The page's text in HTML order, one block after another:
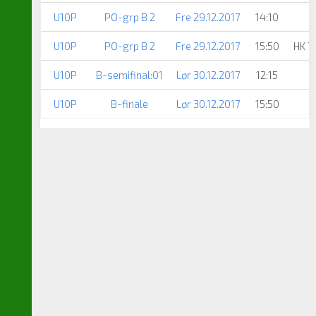
U10P PO-grp B 2 Fre 29.12.2017 14:10
U10P PO-grp B 2 Fre 29.12.2017 15:50 HK
U10P B-semifinal:01 Lør 30.12.2017 12:15
U10P B-finale Lør 30.12.2017 15:50